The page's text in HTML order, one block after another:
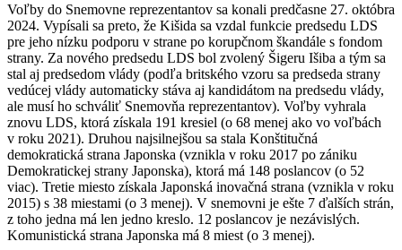
Voľby do Snemovne reprezentantov sa konali predčasne 27. októbra
2024. Vypísali sa preto, že Kišida sa vzdal funkcie predsedu LDS
pre jeho nízku podporu v strane po korupčnom škandále s fondom
strany. Za nového predsedu LDS bol zvolený Šigeru Išiba a tým sa
stal aj predsedom vlády (podľa britského vzoru sa predseda strany
vedúcej vlády automaticky stáva aj kandidátom na predsedu vlády,
ale musí ho schváliť Snemovňa reprezentantov). Voľby vyhrala
znovu LDS, ktorá získala 191 kresiel (o 68 menej ako vo voľbách
v roku 2021). Druhou najsilnejšou sa stala Konštitučná
demokratická strana Japonska (vznikla v roku 2017 po zániku
Demokratickej strany Japonska), ktorá má 148 poslancov (o 52
viac). Tretie miesto získala Japonská inovačná strana (vznikla v roku
2015) s 38 miestami (o 3 menej). V snemovni je ešte 7 ďalších strán,
z toho jedna má len jedno kreslo. 12 poslancov je nezávislých.
Komunistická strana Japonska má 8 miest (o 3 menej).